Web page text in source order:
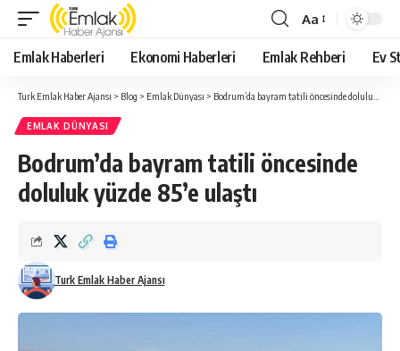
Yazı
Tipi
Boyutlandırıcı
Aa
Emlak Haberleri Ekonomi Haberleri Emlak Rehberi Ev
Turk Emlak Haber Ajansı > Blog > Emlak Dünyası > Bodrum’da bayram tatili öncesinde doluluk yüzde 85’e ulaştı
EMLAK DÜNYASI
Bodrum’da bayram tatili öncesinde
doluluk yüzde 85’e ulaştı
Turk Emlak Haber Ajansı